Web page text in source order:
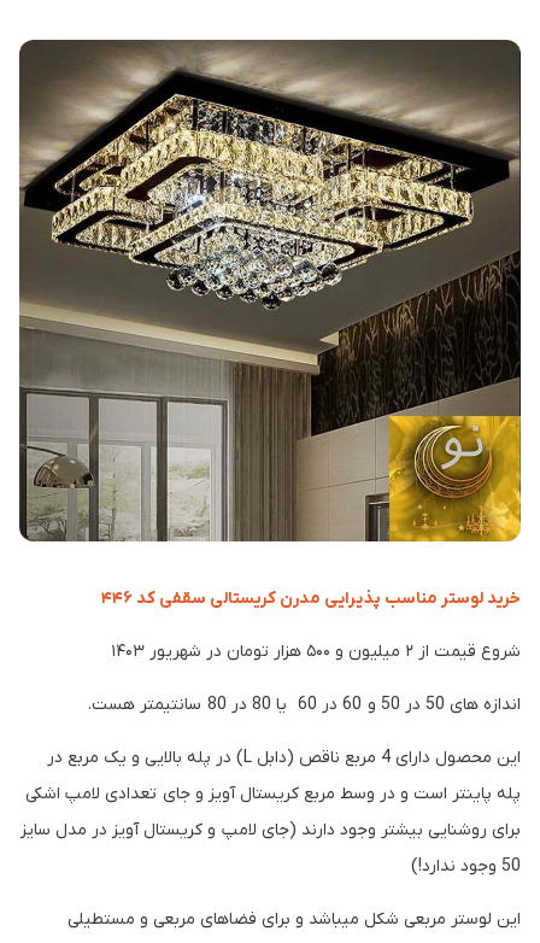
خرید لوستر مناسب پذیرایی مدرن کریستالی سقفی کد ۴۴۶
شروع قیمت از ۲ میلیون و ۵۰۰ هزار تومان در شهریور ۱۴۰۳
اندازه های 50 در 50 و 60 در 60 یا 80 در 80 سانتیمتر هست.
این محصول دارای 4 مربع ناقص (دابل L) در پله بالایی و یک مربع در
پله پاینتر است و در وسط مربع کریستال آویز و جای تعدادی لامپ اشکی
برای روشنایی بیشتر وجود دارند (جای لامپ و کریستال آویز در مدل سایز
50 وجود ندارد!)
این لوستر مربعی شکل میباشد و برای فضاهای مربعی و مستطیلی